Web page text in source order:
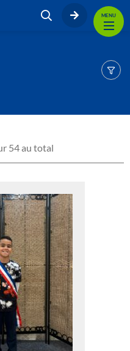
MENU
54 au total